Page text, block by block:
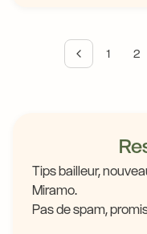
1 2
Tips bailleur,
Miramo.
Pas de spam,